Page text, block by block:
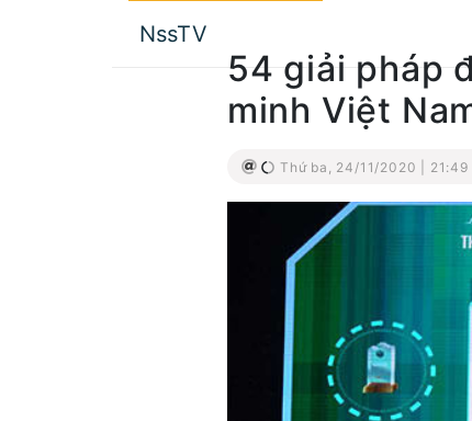
NssTV
54 giải pháp
minh Việt
Thứ ba, 24/11/2020 |